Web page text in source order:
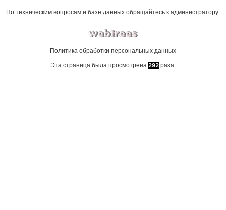
По техническим вопросам и базе данных обращайтесь к администратору.
Политика обработки персональных данных
Эта страница была просмотрена 292 раза.